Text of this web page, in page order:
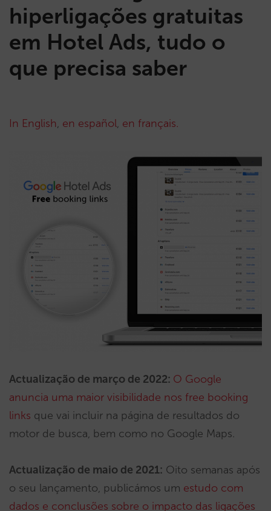
hiperligações gratuitas
em Hotel Ads, tudo o
que precisa saber
In English, en español, en français.
Actualização de março de 2022: O Google
anuncia uma maior visibilidade nos free booking
links que vai incluir na página de resultados do
motor de busca, bem como no Google Maps.
Actualização de maio de 2021: Oito semanas após
o seu lançamento, publicámos um estudo com
dados e conclusões sobre o impacto das ligações